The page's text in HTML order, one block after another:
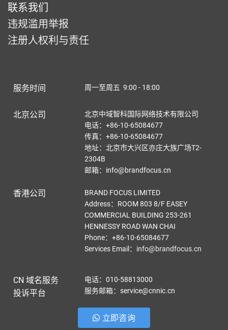
联系我们
违规滥用举报
注册人权利与责任
服务时间 周一至周五 9:00 - 18:00
北京公司
北京中域智科国际网络技术有限公司
电话：+86-10-65084677
传真：+86-10-65084677
地址：北京市大兴区亦庄大族广场T2-
2304B
邮箱：info@brandfocus.cn
香港公司
BRAND FOCUS LIMITED
Address：ROOM 803 8/F EASEY
COMMERCIAL BUILDING 253-261
HENNESSY ROAD WAN CHAI
Phone：+86-10-65084677
Services Email ： info@brandfocus.cn
CN 域名服务
投诉平台
电话：010-58813000
服务邮箱：service@cnnic.cn
立即咨询